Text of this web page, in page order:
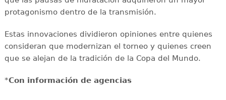
protagonismo dentro de la transmisión.
Estas innovaciones dividieron opiniones entre quienes
consideran que modernizan el torneo y quienes creen
que se alejan de la tradición de la Copa del Mundo.
*Con información de agencias